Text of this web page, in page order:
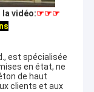
la vidéo:☞☞☞
est spécialisée
en état, ne
de haut
clients et aux